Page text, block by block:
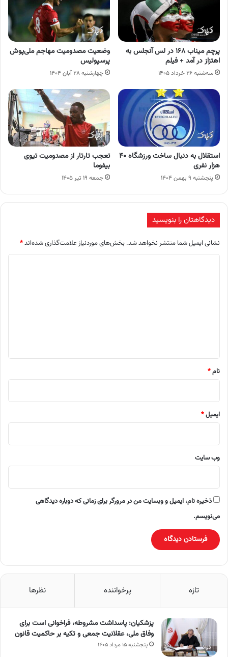
پرچم میناب ۱۶۸ در لس آنجلس به
اهتزاز در آمد + فیلم
سه‌شنبه ۲۶ خرداد ۱۴۰۵
وضعیت مصدومیت مهاجم ملی‌پوش
پرسپولیس
چهارشنبه ۲۸ آبان ۱۴۰۴
استقلال به دنبال ساخت ورزشگاه ۴۰
هزار نفری
پنجشنبه ۹ بهمن ۱۴۰۴
تعجب تارتار از مصدومیت تیوی
بیفوما
جمعه ۱۹ تیر ۱۴۰۵
دیدگاهتان را بنویسید
نشانی ایمیل شما منتشر نخواهد شد. بخش‌های موردنیاز علامت‌گذاری شده‌اند*
نام*
ایمیل*
وب‌ سایت
ذخیره نام، ایمیل و وبسایت من در مرورگر برای زمانی که دوباره دیدگاهی
می‌نویسم.
تازه پرخواننده نظرها
پزشکیان: پاسداشت مشروطه، فراخوانی است برای
وفاق ملی، عقلانیت جمعی و تکیه بر حاکمیت قانون
پنجشنبه ۱۵ مرداد ۱۴۰۵